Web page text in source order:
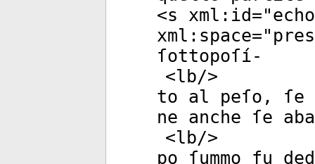
<s xml:id="
xml:space="
ſottopoſí-
<lb/>
to al peſo, ſe
ne anche ſe
<lb/>
po ſummo fu